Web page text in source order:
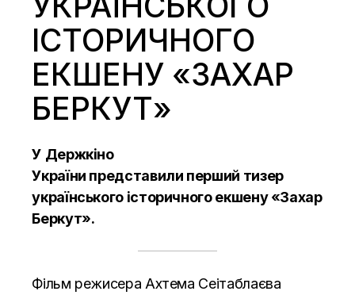
ІСТОРИЧНОГО
ЕКШЕНУ «ЗАХАР
БЕРКУТ»
У Держкіно
України представили перший тизер
українського історичного екшену «Захар
Беркут».
Фільм режисера Ахтема Сеітаблаєва